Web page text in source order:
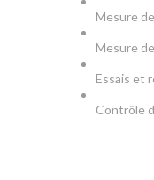
Mesure
Mesure
Essais et
Contrôle